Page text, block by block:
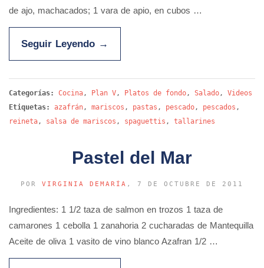
de ajo, machacados; 1 vara de apio, en cubos …
Seguir Leyendo →
Categorías: Cocina , Plan V , Platos de fondo , Salado , Videos
Etiquetas:
azafrán , mariscos , pastas , pescado , pescados ,
reineta , salsa de mariscos , spaguettis , tallarines
Pastel del Mar
POR VIRGINIA DEMARÍA , 7 DE OCTUBRE DE 2011
Ingredientes: 1 1/2 taza de salmon en trozos 1 taza de
camarones 1 cebolla 1 zanahoria 2 cucharadas de Mantequilla
Aceite de oliva 1 vasito de vino blanco Azafran 1/2 …